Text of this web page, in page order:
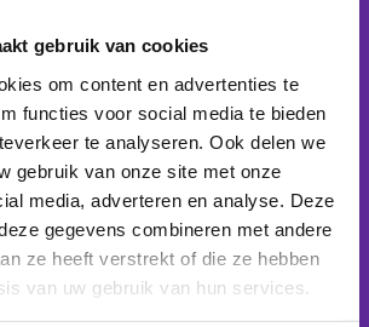
gebruik van cookies
om content en advertenties te
functies voor social media te bieden
te analyseren. Ook delen we
gebruik van onze site met onze
media, adverteren en analyse. Deze
gegevens combineren met andere
ze heeft verstrekt of die ze hebben
van uw gebruik van hun services.
Producten
Domeinnaam
E-mail
Webhosting